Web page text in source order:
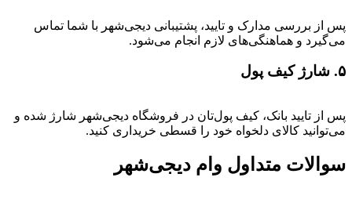
پس از بررسی مدارک و تایید، پشتیبانی دیجی‌شهر با شما تماس
می‌گیرد و هماهنگی‌های لازم انجام می‌شود.
۵. شارژ کیف پول
پس از تایید بانک، کیف پول‌تان در فروشگاه دیجی‌شهر شارژ شده و
می‌توانید کالای دلخواه خود را قسطی خریداری کنید.
سوالات متداول وام دیجی‌شهر